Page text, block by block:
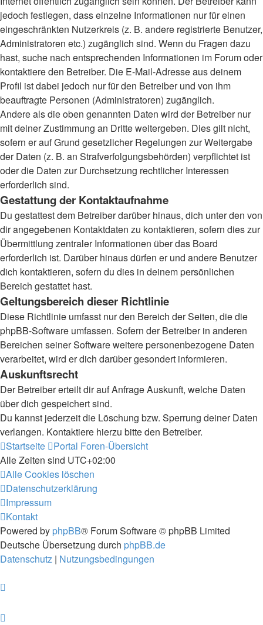
jedoch festlegen, dass einzelne Informationen nur für einen
eingeschränkten Nutzerkreis (z. B. andere registrierte Benutzer,
Administratoren etc.) zugänglich sind. Wenn du Fragen dazu
hast, suche nach entsprechenden Informationen im Forum oder
kontaktiere den Betreiber. Die E-Mail-Adresse aus deinem
Profil ist dabei jedoch nur für den Betreiber und von ihm
beauftragte Personen (Administratoren) zugänglich.
Andere als die oben genannten Daten wird der Betreiber nur
mit deiner Zustimmung an Dritte weitergeben. Dies gilt nicht,
sofern er auf Grund gesetzlicher Regelungen zur Weitergabe
der Daten (z. B. an Strafverfolgungsbehörden) verpflichtet ist
oder die Daten zur Durchsetzung rechtlicher Interessen
erforderlich sind.
Gestattung der Kontaktaufnahme
Du gestattest dem Betreiber darüber hinaus, dich unter den von
dir angegebenen Kontaktdaten zu kontaktieren, sofern dies zur
Übermittlung zentraler Informationen über das Board
erforderlich ist. Darüber hinaus dürfen er und andere Benutzer
dich kontaktieren, sofern du dies in deinem persönlichen
Bereich gestattet hast.
Geltungsbereich dieser Richtlinie
Diese Richtlinie umfasst nur den Bereich der Seiten, die die
phpBB-Software umfassen. Sofern der Betreiber in anderen
Bereichen seiner Software weitere personenbezogene Daten
verarbeitet, wird er dich darüber gesondert informieren.
Auskunftsrecht
Der Betreiber erteilt dir auf Anfrage Auskunft, welche Daten
über dich gespeichert sind.
Du kannst jederzeit die Löschung bzw. Sperrung deiner Daten
verlangen. Kontaktiere hierzu bitte den Betreiber.
Startseite
Portal Foren-Übersicht
Alle Zeiten sind UTC+02:00
Alle Cookies löschen
Datenschutzerklärung
Impressum
Kontakt
Powered by phpBB® Forum Software © phpBB Limited
Deutsche Übersetzung durch phpBB.de
Datenschutz | Nutzungsbedingungen